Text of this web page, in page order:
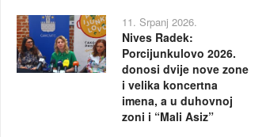
11. Srpanj 2026.
Nives Radek:
Porcijunkulovo 2026.
donosi dvije nove zone
i velika koncertna
imena, a u duhovnoj
zoni i “Mali Asiz”